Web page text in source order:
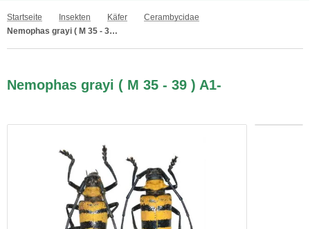
Startseite Insekten Käfer
Cerambycidae
Nemophas grayi ( M 35 - 39 ) A1-
Nemophas grayi ( M 35 - 39 ) A1-